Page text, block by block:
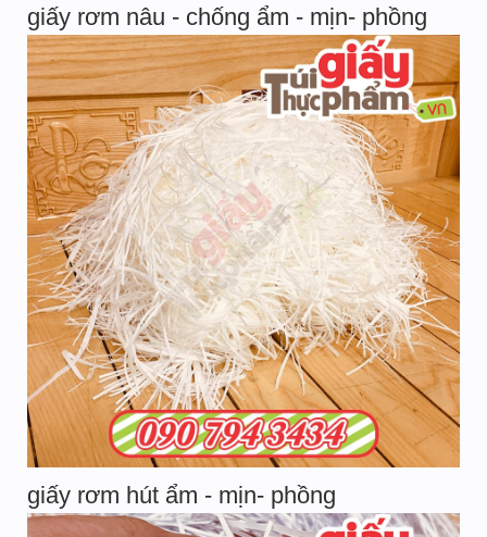
giấy rơm nâu - chống ẩm - mịn- phồng
giấy rơm hút ẩm - mịn- phồng